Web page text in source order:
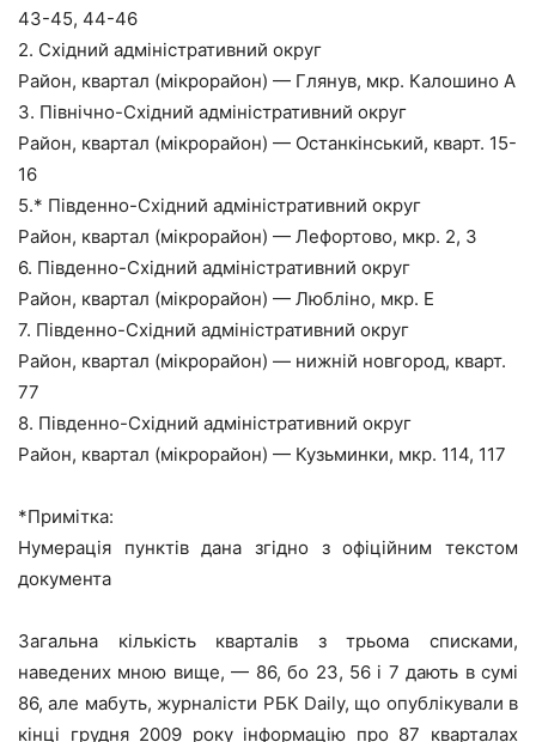
43-45, 44-46
2. Східний адміністративний округ
Район, квартал (мікрорайон) — Глянув, мкр. Калошино А
3. Північно-Східний адміністративний округ
Район, квартал (мікрорайон) — Останкінський, кварт. 15-
16
5.* Південно-Східний адміністративний округ
Район, квартал (мікрорайон) — Лефортово, мкр. 2, 3
6. Південно-Східний адміністративний округ
Район, квартал (мікрорайон) — Любліно, мкр. Е
7. Південно-Східний адміністративний округ
Район, квартал (мікрорайон) — нижній новгород, кварт.
77
8. Південно-Східний адміністративний округ
Район, квартал (мікрорайон) — Кузьминки, мкр. 114, 117
*Примітка:
Нумерація пунктів дана згідно з офіційним текстом
документа
Загальна кількість кварталів з трьома списками,
наведених мною вище, — 86, бо 23, 56 і 7 дають в сумі
86, але мабуть, журналісти РБК Daily, що опублікували в
кінці грудня 2009 року інформацію про 87 кварталах